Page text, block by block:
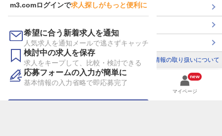
new
マイページ
m3.comログインで求人探しがもっと便利に
希望に合う新着求人を通知
人気求人を通知メールで逃さずキャッチ
検討中の求人を保存
求人をキープして、比較・検討できる
応募フォームの入力が簡単に
基本情報の入力省略で即応募完了
最近チェックした求人一覧
コンサルタントに転職相談
利用規約 個人情報の取り扱いについて